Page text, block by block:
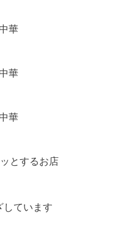
華
華
華
とするお店
しています